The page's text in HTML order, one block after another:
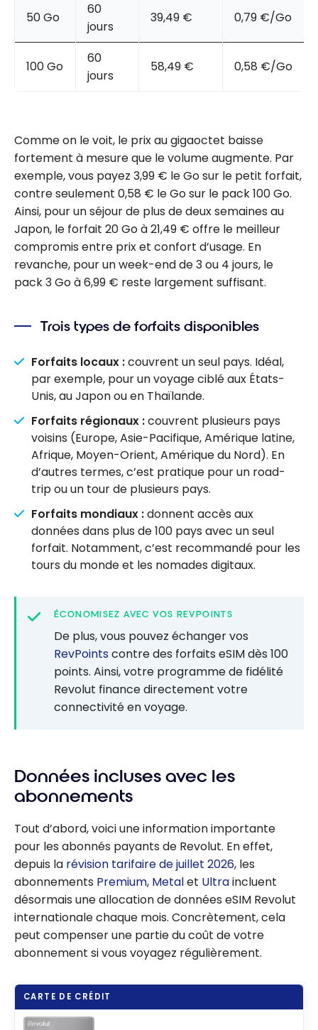
50 Go
60
jours
39,49 € 0,79 €/Go
100 Go
60
jours
58,49 € 0,58 €/Go
Comme on le voit, le prix au gigaoctet baisse
fortement à mesure que le volume augmente. Par
exemple, vous payez 3,99 € le Go sur le petit forfait,
contre seulement 0,58 € le Go sur le pack 100 Go.
Ainsi, pour un séjour de plus de deux semaines au
Japon, le forfait 20 Go à 21,49 € offre le meilleur
compromis entre prix et confort d’usage. En
revanche, pour un week-end de 3 ou 4 jours, le
pack 3 Go à 6,99 € reste largement suffisant.
Trois types de forfaits disponibles
Forfaits locaux :couvrent un seul pays. Idéal,
par exemple, pour un voyage ciblé aux États-
Unis, au Japon ou en Thaïlande.
Forfaits régionaux :couvrent plusieurs pays
voisins (Europe, Asie-Pacifique, Amérique latine,
Afrique, Moyen-Orient, Amérique du Nord). En
d’autres termes, c’est pratique pour un road-
trip ou un tour de plusieurs pays.
Forfaits mondiaux :donnent accès aux
données dans plus de 100 pays avec un seul
forfait. Notamment, c’est recommandé pour les
tours du monde et les nomades digitaux.
ÉCONOMISEZ AVEC VOS REVPOINTS
De plus, vous pouvez échanger vos
RevPoints contre des forfaits eSIM dès 100
points. Ainsi, votre programme de fidélité
Revolut finance directement votre
connectivité en voyage.
Données incluses avec les
abonnements
Tout d’abord, voici une information importante
pour les abonnés payants de Revolut. En effet,
depuis la révision tarifaire de juillet 2026, les
abonnements Premium, Metalet Ultraincluent
désormais une allocation de données eSIM Revolut
internationale chaque mois. Concrètement, cela
peut compenser une partie du coût de votre
abonnement si vous voyagez régulièrement.
CARTE DE CRÉDIT